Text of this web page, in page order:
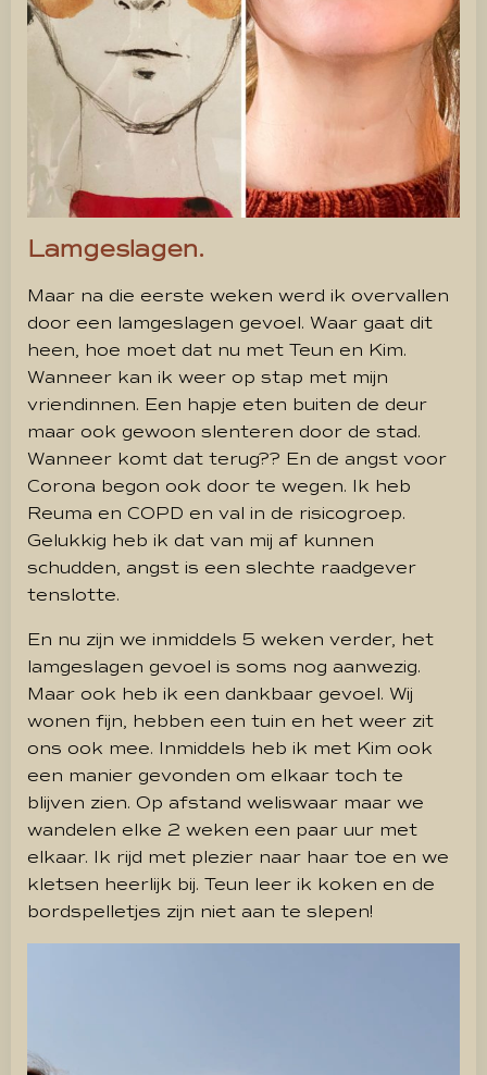
Lamgeslagen.
Maar na die eerste weken werd ik overvallen
door een lamgeslagen gevoel. Waar gaat dit
heen, hoe moet dat nu met Teun en Kim.
Wanneer kan ik weer op stap met mijn
vriendinnen. Een hapje eten buiten de deur
maar ook gewoon slenteren door de stad.
Wanneer komt dat terug?? En de angst voor
Corona begon ook door te wegen. Ik heb
Reuma en COPD en val in de risicogroep.
Gelukkig heb ik dat van mij af kunnen
schudden, angst is een slechte raadgever
tenslotte.
En nu zijn we inmiddels 5 weken verder, het
lamgeslagen gevoel is soms nog aanwezig.
Maar ook heb ik een dankbaar gevoel. Wij
wonen fijn, hebben een tuin en het weer zit
ons ook mee. Inmiddels heb ik met Kim ook
een manier gevonden om elkaar toch te
blijven zien. Op afstand weliswaar maar we
wandelen elke 2 weken een paar uur met
elkaar. Ik rijd met plezier naar haar toe en we
kletsen heerlijk bij. Teun leer ik koken en de
bordspelletjes zijn niet aan te slepen!